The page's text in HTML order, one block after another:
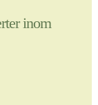
inom